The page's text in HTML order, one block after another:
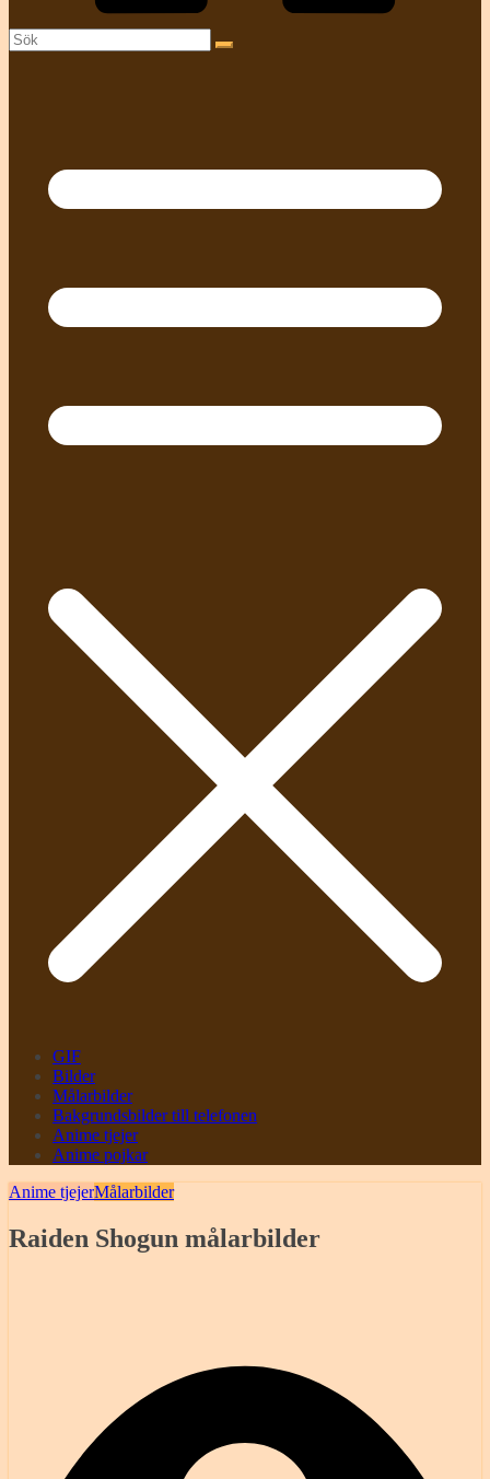
GIF
Bilder
Målarbilder
Bakgrundsbilder till telefonen
Anime tjejer
Anime pojkar
Anime tjejerMålarbilder
Raiden Shogun målarbilder